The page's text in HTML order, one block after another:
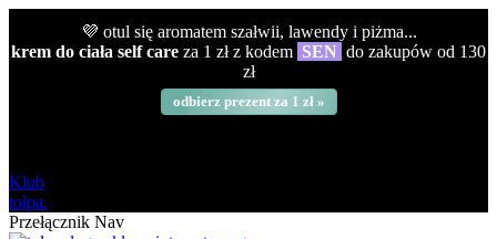
💜 otul się aromatem szałwii, lawendy i piżma...
krem do ciała self care za 1 zł z kodem SEN do zakupów od 130
zł
odbierz prezent za 1 zł »
Klub
tołpa.
Przełącznik Nav